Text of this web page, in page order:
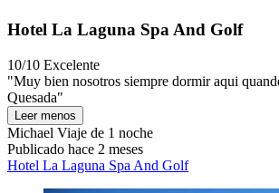
Hotel La Laguna Spa And Golf
10/10 Excelente
"Muy bien nosotros siempre dormir aqui
Quesada"
Leer menos
Michael Viaje de 1 noche
Publicado hace 2 meses
Hotel La Laguna Spa And Golf